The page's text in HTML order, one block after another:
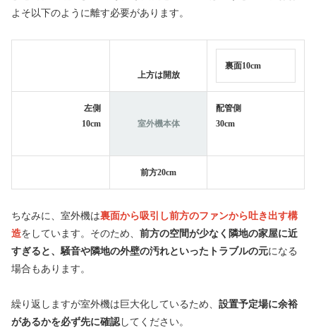
よそ以下のように離す必要があります。
上方は開放
裏面10cm
左側
10cm
室外機本体
配管側
30cm
前方20cm
ちなみに、室外機は裏面から吸引し前方のファンから吐き出す構
造をしています。そのため、 前方の空間が少なく隣地の家屋に近
すぎると、騒音や隣地の外壁の汚れといったトラブルの元になる
場合もあります。
繰り返しますが室外機は巨大化しているため、 設置予定場に余裕
があるかを必ず先に確認してください。